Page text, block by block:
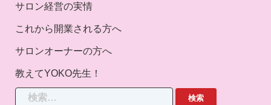
サロン経営の実情
これから開業される方へ
サロンオーナーの方へ
教えてYOKO先生！